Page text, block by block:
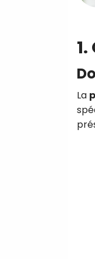
La